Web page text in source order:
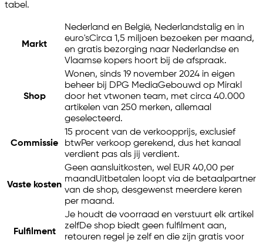
tabel.
Markt
Nederland en België, Nederlandstalig en in
euro'sCirca 1,5 miljoen bezoeken per maand,
en gratis bezorging naar Nederlandse en
Vlaamse kopers hoort bij de afspraak.
Shop
Wonen, sinds 19 november 2024 in eigen
beheer bij DPG MediaGebouwd op Mirakl
door het vtwonen team, met circa 40.000
artikelen van 250 merken, allemaal
geselecteerd.
Commissie
15 procent van de verkoopprijs, exclusief
btwPer verkoop gerekend, dus het kanaal
verdient pas als jij verdient.
Vaste kosten
Geen aansluitkosten, wel EUR 40,00 per
maandUitbetalen loopt via de betaalpartner
van de shop, desgewenst meerdere keren
per maand.
Fulfilment
Je houdt de voorraad en verstuurt elk artikel
zelfDe shop biedt geen fulfilment aan,
retouren regel je zelf en die zijn gratis voor